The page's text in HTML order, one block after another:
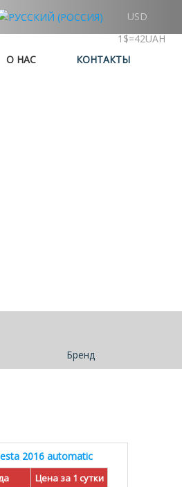
USD
1$=42UAH
О НАС КОНТАКТЫ
Бренд
2016 automatic
Цена за 1 сутки